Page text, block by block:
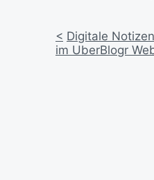
< Digitale
im UberBlogr